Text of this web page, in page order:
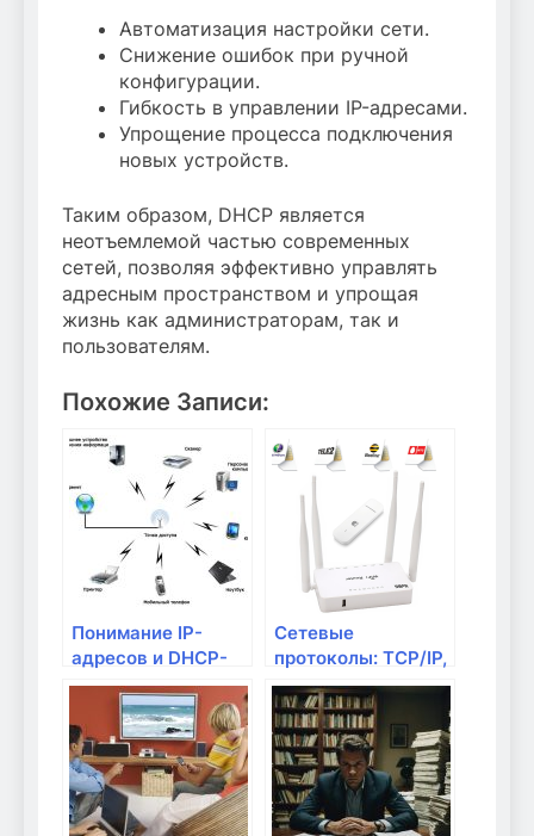
Автоматизация настройки сети.
Снижение ошибок при ручной
конфигурации.
Гибкость в управлении IP-адресами.
Упрощение процесса подключения
новых устройств.
Таким образом, DHCP является
неотъемлемой частью современных
сетей, позволяя эффективно управлять
адресным пространством и упрощая
жизнь как администраторам, так и
пользователям.
Похожие Записи:
Понимание IP-
адресов и DHCP-
серверов
Сетевые
протоколы: TCP/IP,
DNS, DHCP и их
роль